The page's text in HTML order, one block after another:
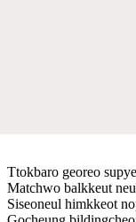
Ttokbaro georeo
Matchwo balkkeut
Siseoneul himkkeot